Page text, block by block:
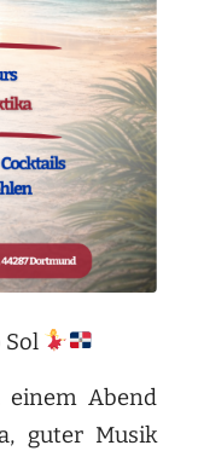
einem Abend
guter Musik